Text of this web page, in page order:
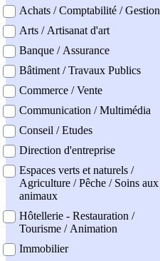
professionel
Achats / Comptabilité / Gestion
Arts / Artisanat d'art
Banque / Assurance
Bâtiment / Travaux Publics
Commerce / Vente
Communication / Multimédia
Conseil / Etudes
Direction d'entreprise
Espaces verts et naturels /
Agriculture / Pêche / Soins aux
animaux
Hôtellerie - Restauration /
Tourisme / Animation
Immobilier